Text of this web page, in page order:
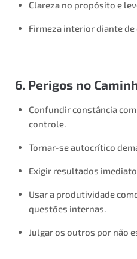
Clareza no propósito e
Firmeza interior diante
6. Perigos no
Confundir constância
controle.
Tornar-se autocrítico
Exigir resultados
Usar a produtividade
questões internas.
Julgar os outros por não